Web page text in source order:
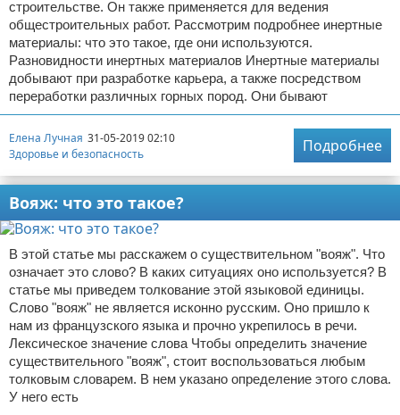
строительстве. Он также применяется для ведения
общестроительных работ. Рассмотрим подробнее инертные
материалы: что это такое, где они используются.
Разновидности инертных материалов Инертные материалы
добывают при разработке карьера, а также посредством
переработки различных горных пород. Они бывают
Елена Лучная 31-05-2019 02:10
Здоровье и безопасность
Подробнее
Вояж: что это такое?
В этой статье мы расскажем о существительном "вояж". Что
означает это слово? В каких ситуациях оно используется? В
статье мы приведем толкование этой языковой единицы.
Слово "вояж" не является исконно русским. Оно пришло к
нам из французского языка и прочно укрепилось в речи.
Лексическое значение слова Чтобы определить значение
существительного "вояж", стоит воспользоваться любым
толковым словарем. В нем указано определение этого слова.
У него есть